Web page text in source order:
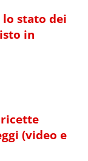
lo stato dei
in
ricette
(video e